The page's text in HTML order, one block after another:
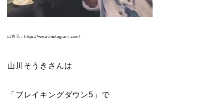
出典元：https://www.instagram.com/
山川そうきさんは
「ブレイキングダウン5」で